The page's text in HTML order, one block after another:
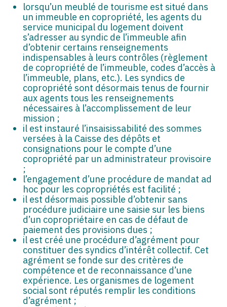
lorsqu’un meublé de tourisme est situé dans
un immeuble en copropriété, les agents du
service municipal du logement doivent
s’adresser au syndic de l’immeuble afin
d’obtenir certains renseignements
indispensables à leurs contrôles (règlement
de copropriété de l’immeuble, codes d’accès à
l’immeuble, plans, etc.). Les syndics de
copropriété sont désormais tenus de fournir
aux agents tous les renseignements
nécessaires à l’accomplissement de leur
mission ;
il est instauré l’insaisissabilité des sommes
versées à la Caisse des dépôts et
consignations pour le compte d’une
copropriété par un administrateur provisoire
;
l’engagement d’une procédure de mandat ad
hoc pour les copropriétés est facilité ;
il est désormais possible d’obtenir sans
procédure judiciaire une saisie sur les biens
d’un copropriétaire en cas de défaut de
paiement des provisions dues ;
il est créé une procédure d’agrément pour
constituer des syndics d’intérêt collectif. Cet
agrément se fonde sur des critères de
compétence et de reconnaissance d’une
expérience. Les organismes de logement
social sont réputés remplir les conditions
d’agrément ;